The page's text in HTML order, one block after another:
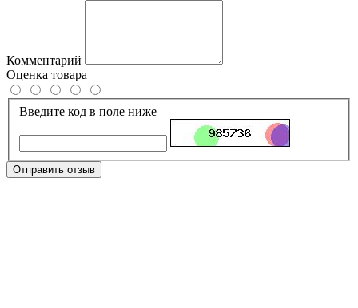
Комментарий
Оценка товара
Введите код в поле ниже
Отправить отзыв